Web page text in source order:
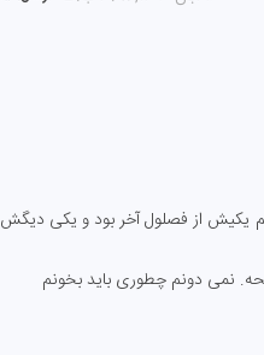
درس نداده بود اما فکر کنم ۳ تا زده بودم اون دوتا هم یکیش از فصلول آخر بود و یکی دیگش